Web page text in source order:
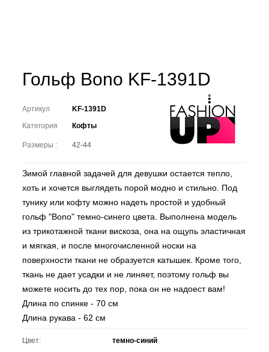
Гольф Bono KF-1391D
Артикул
KF-1391D
Категория
Кофты
Размеры : 42-44
Зимой главной задачей для девушки остается тепло,
хоть и хочется выглядеть порой модно и стильно. Под
тунику или кофту можно надеть простой и удобный
гольф "Bono" темно-синего цвета. Выполнена модель
из трикотажной ткани вискоза, она на ощупь эластичная
и мягкая, и после многочисленной носки на
поверхности ткани не образуется катышек. Кроме того,
ткань не дает усадки и не линяет, поэтому гольф вы
можете носить до тех пор, пока он не надоест вам!
Длина по спинке - 70 см
Длина рукава - 62 см
Цвет: темно-синий